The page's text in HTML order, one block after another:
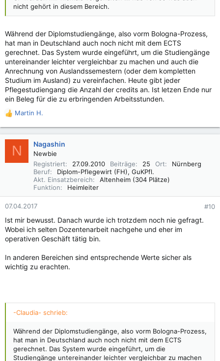
nicht gehört in diesem Bereich.
Während der Diplomstudiengänge, also vorm Bologna-Prozess,
hat man in Deutschland auch noch nicht mit dem ECTS
gerechnet. Das System wurde eingeführt, um die Studiengänge
untereinander leichter vergleichbar zu machen und auch die
Anrechnung von Auslandssemestern (oder dem kompletten
Studium im Ausland) zu vereinfachen. Heute gibt jeder
Pflegestudiengang die Anzahl der credits an. Ist letzen Ende nur
ein Beleg für die zu erbringenden Arbeitsstunden.
R
a
n
:
Martin H.
N Nagashin
Newbie
Registriert
27.09.2010 Beiträge 25 Ort
Nürnberg
Beruf
Diplom-Pflegewirt (FH), GuKPfl.
Akt. Einsatzbereich
Altenheim (304 Plätze)
Funktion
Heimleiter
07.04.2017 #10
Ist mir bewusst. Danach wurde ich trotzdem noch nie gefragt.
Wobei ich selten Dozentenarbeit nachgehe und eher im
operativen Geschäft tätig bin.
In anderen Bereichen sind entsprechende Werte sicher als
wichtig zu erachten.
-Claudia- schrieb:
Während der Diplomstudiengänge, also vorm Bologna-Prozess,
hat man in Deutschland auch noch nicht mit dem ECTS
gerechnet. Das System wurde eingeführt, um die
Studiengänge untereinander leichter vergleichbar zu machen